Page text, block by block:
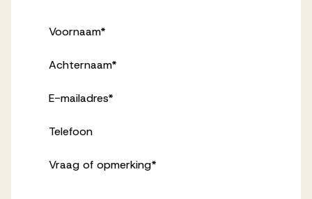
Voornaam*
Achternaam*
E-mailadres*
Telefoon
Vraag of opmerking*